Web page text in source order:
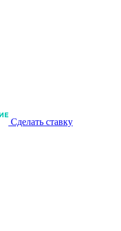
Сделать ставку